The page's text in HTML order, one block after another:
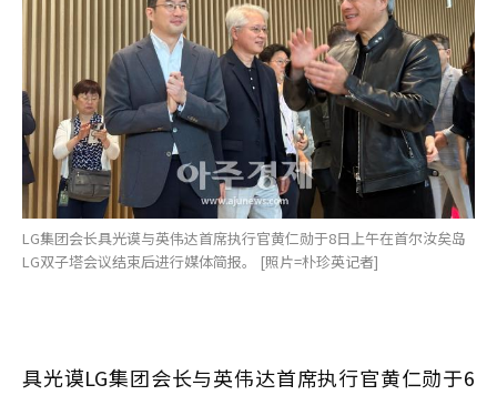
LG集团会长具光谟与英伟达首席执行官黄仁勋于8日上午在首尔汝矣岛
LG双子塔会议结束后进行媒体简报。 [照片=朴珍英记者]
具光谟LG集团会长与英伟达首席执行官黄仁勋于6